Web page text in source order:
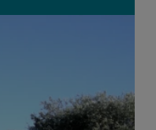
goedkoper
olijfolie. Na enkele
in Spanje en